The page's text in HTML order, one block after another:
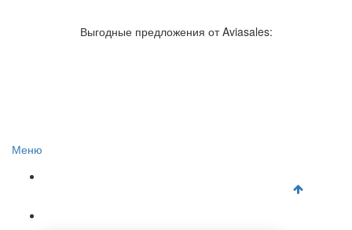
Отзывы об авиакомпаниях
Отзывы об аэропортах
Выгодные предложения от Aviasales:
Меню